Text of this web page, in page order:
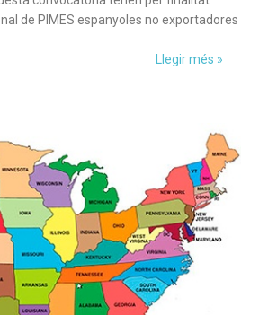
de PIMES espanyoles no exportadores
Llegir més »